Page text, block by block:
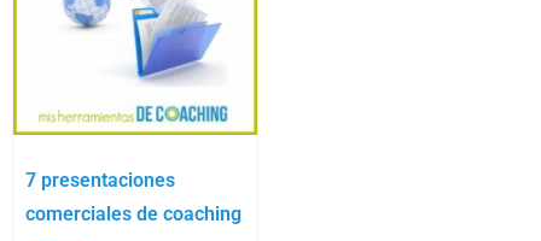
7 presentaciones
comerciales de coaching